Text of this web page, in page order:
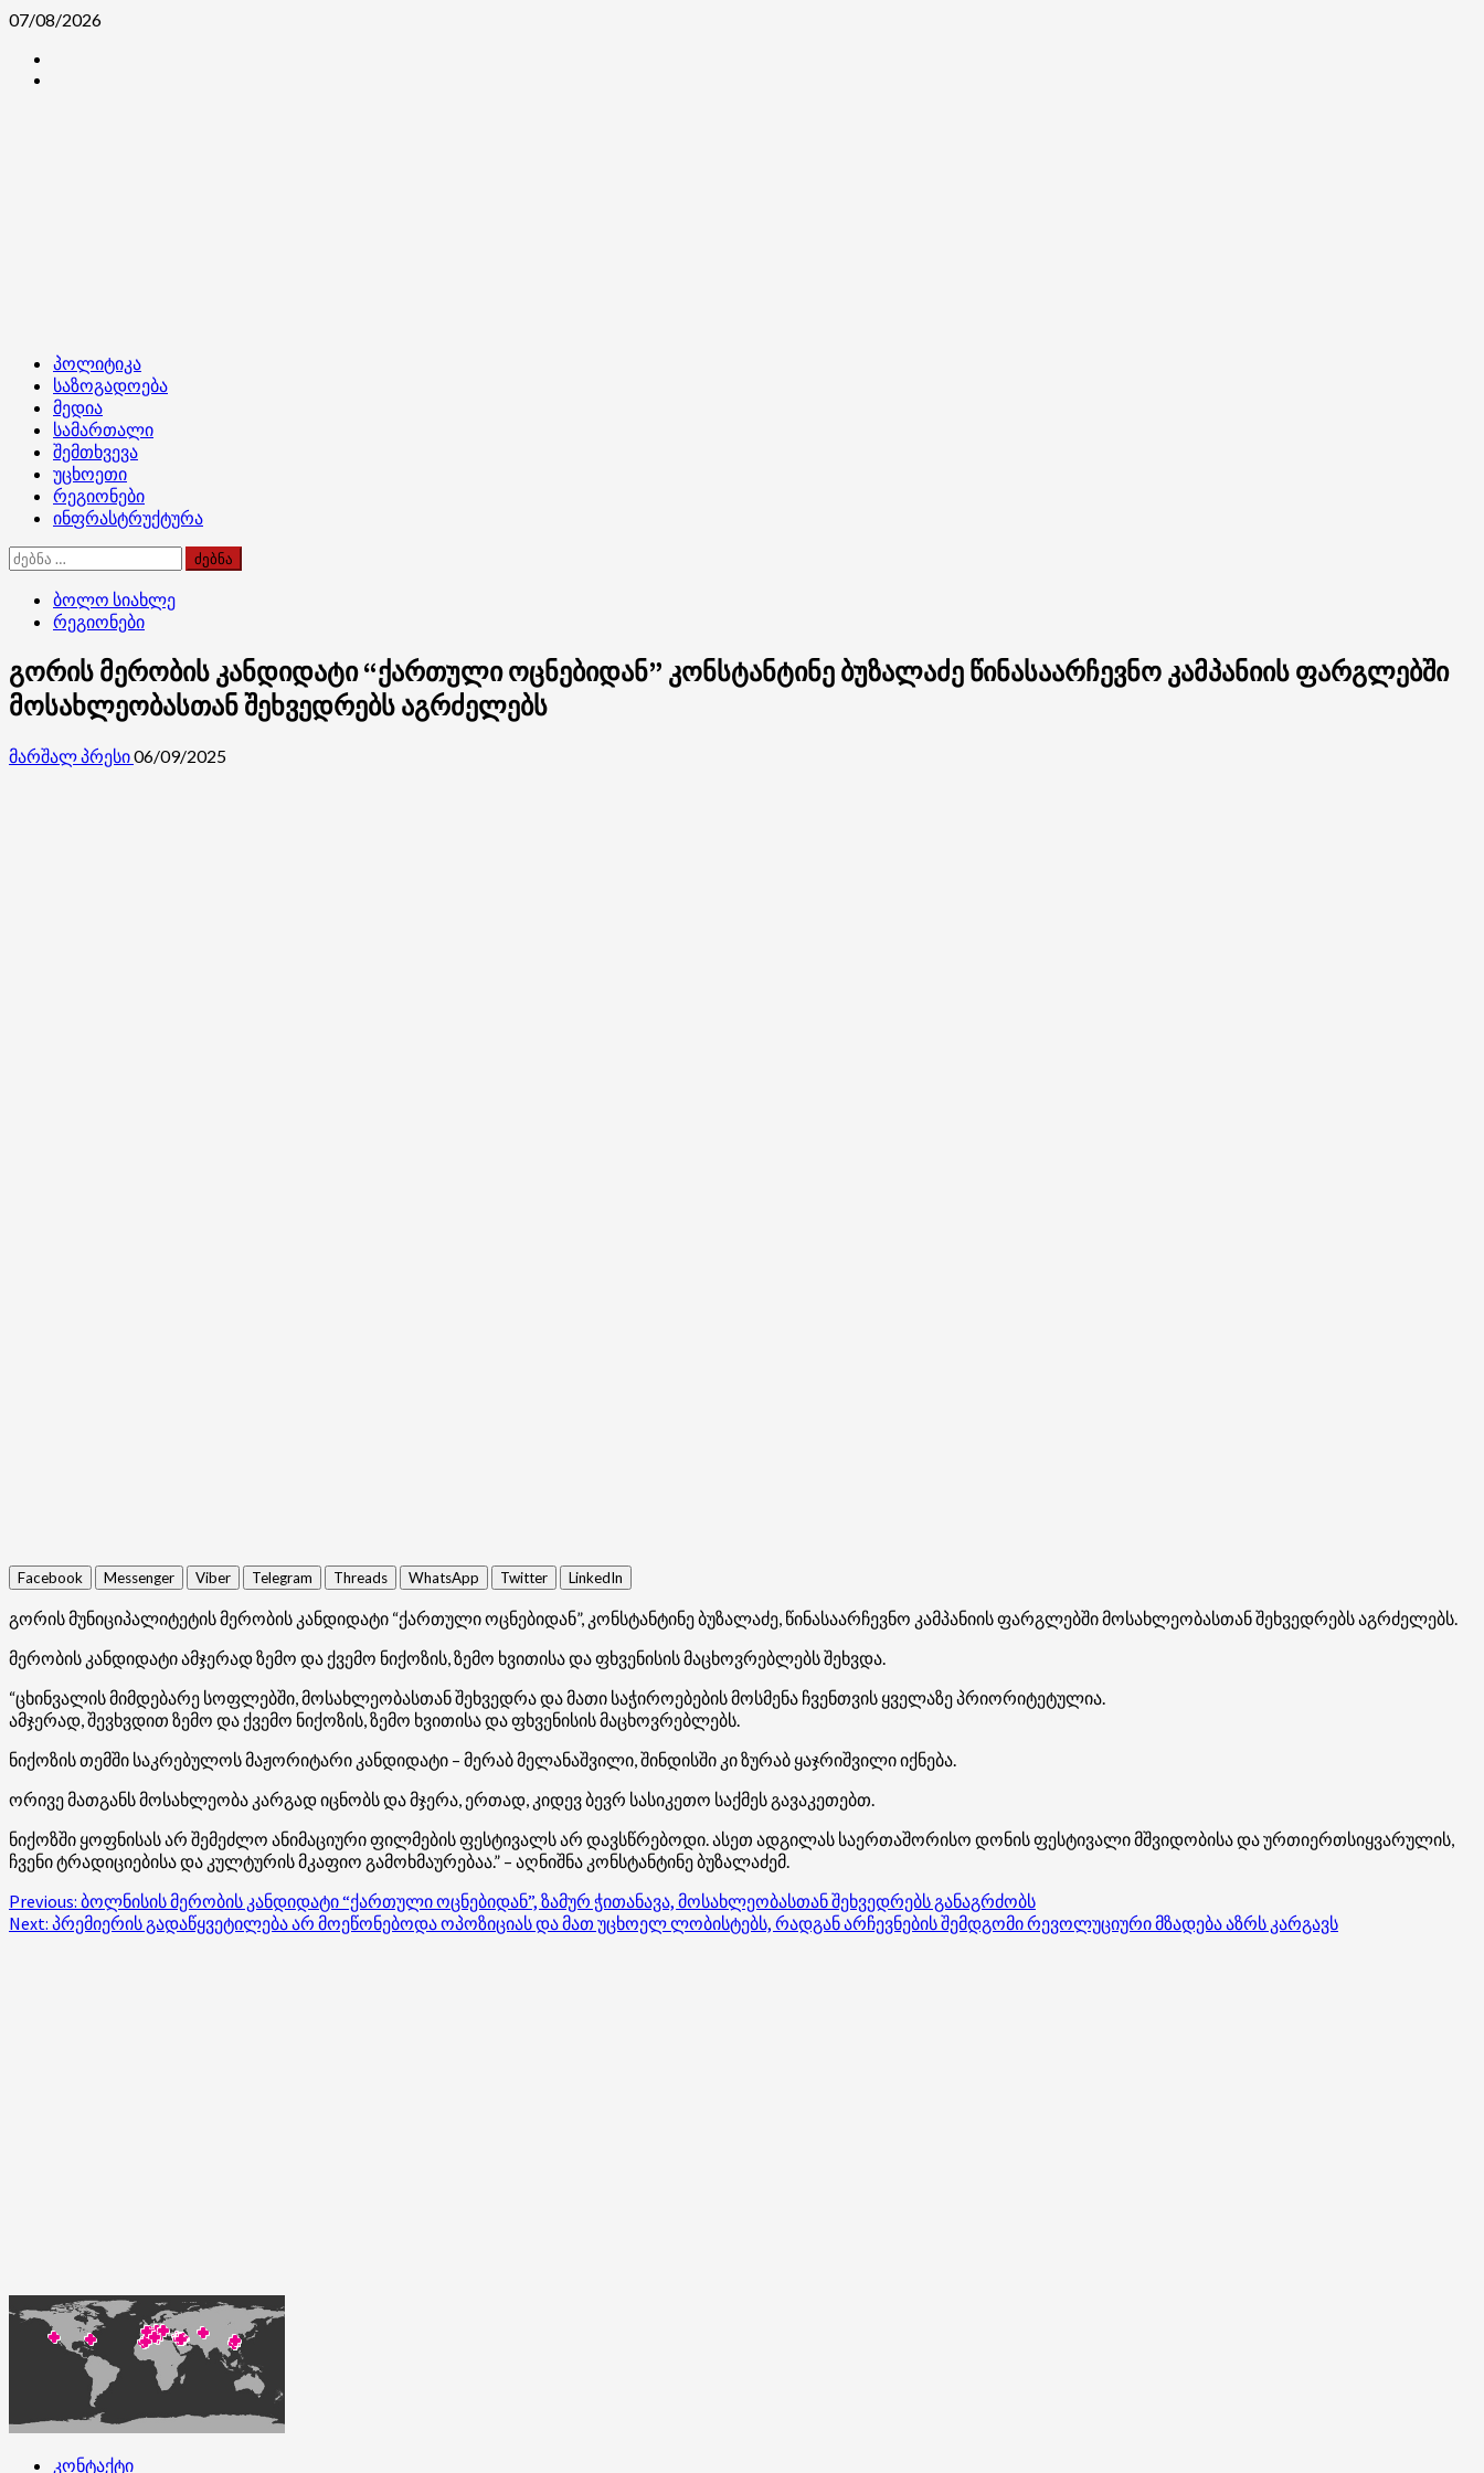
Skip
content
07/08/2026
Primary
Menu
პოლიტიკა
საზოგადოება
მედია
სამართალი
შემთხვევა
უცხოეთი
რეგიონები
ინფრასტრუქტურა
ძებნა:
ბოლო სიახლე
რეგიონები
გორის მერობის კანდიდატი “ქართული ოცნებიდან” კონსტანტინე ბუზალაძე წინასაარჩევნო კამპანიის ფარგლებში
მოსახლეობასთან შეხვედრებს აგრძელებს
მარშალ პრესი06/09/2025
Facebook Messenger Viber Telegram Threads WhatsApp Twitter LinkedIn
გორის მუნიციპალიტეტის მერობის კანდიდატი “ქართული ოცნებიდან”, კონსტანტინე ბუზალაძე, წინასაარჩევნო კამპანიის ფარგლებში მოსახლეობასთან შეხვედრებს აგრძელებს.
მერობის კანდიდატი ამჯერად ზემო და ქვემო ნიქოზის, ზემო ხვითისა და ფხვენისის მაცხოვრებლებს შეხვდა.
“ცხინვალის მიმდებარე სოფლებში, მოსახლეობასთან შეხვედრა და მათი საჭიროებების მოსმენა ჩვენთვის ყველაზე პრიორიტეტულია.
ამჯერად, შევხვდით ზემო და ქვემო ნიქოზის, ზემო ხვითისა და ფხვენისის მაცხოვრებლებს.
ნიქოზის თემში საკრებულოს მაჟორიტარი კანდიდატი – მერაბ მელანაშვილი, შინდისში კი ზურაბ ყაჯრიშვილი იქნება.
ორივე მათგანს მოსახლეობა კარგად იცნობს და მჯერა, ერთად, კიდევ ბევრ სასიკეთო საქმეს გავაკეთებთ.
ნიქოზში ყოფნისას არ შემეძლო ანიმაციური ფილმების ფესტივალს არ დავსწრებოდი. ასეთ ადგილას საერთაშორისო დონის ფესტივალი მშვიდობისა და ურთიერთსიყვარულის,
ჩვენი ტრადიციებისა და კულტურის მკაფიო გამოხმაურებაა.” – აღნიშნა კონსტანტინე ბუზალაძემ.
Post
navigation
Previous: ბოლნისის მერობის კანდიდატი “ქართული ოცნებიდან”, ზამურ ჭითანავა, მოსახლეობასთან შეხვედრებს განაგრძობს
Next: პრემიერის გადაწყვეტილება არ მოეწონებოდა ოპოზიციას და მათ უცხოელ ლობისტებს, რადგან არჩევნების შემდგომი რევოლუციური მზადება აზრს კარგავს
კონტაქტი